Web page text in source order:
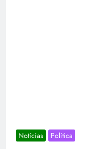
Notícias Política